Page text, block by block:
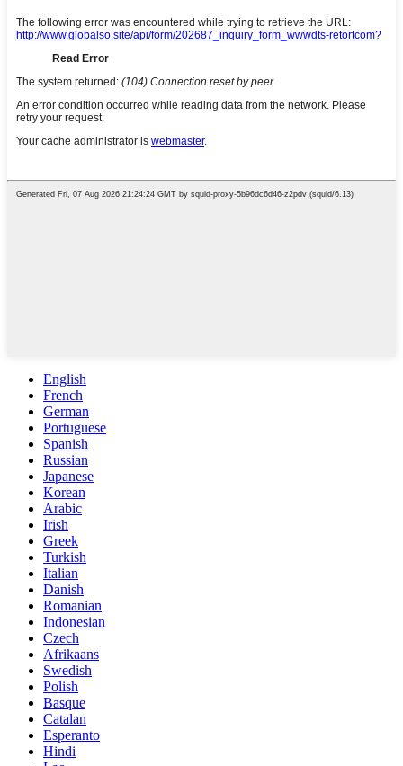
English
French
German
Portuguese
Spanish
Russian
Japanese
Korean
Arabic
Irish
Greek
Turkish
Italian
Danish
Romanian
Indonesian
Czech
Afrikaans
Swedish
Polish
Basque
Catalan
Esperanto
Hindi